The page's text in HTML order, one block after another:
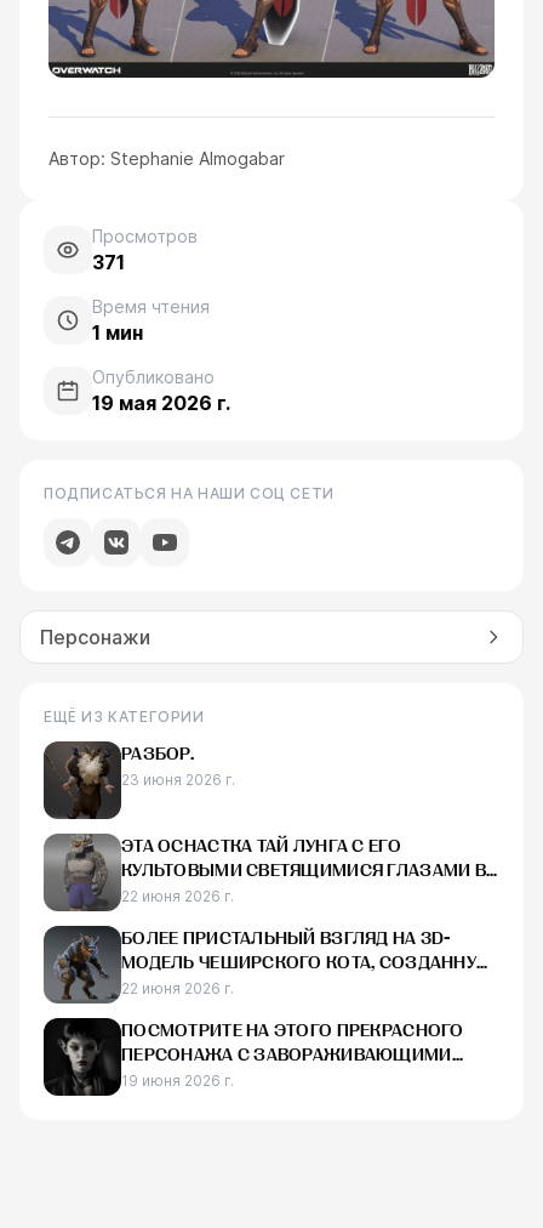
Автор: Stephanie Almogabar
Просмотров
371
Время чтения
1 мин
Опубликовано
19 мая 2026 г.
ПОДПИСАТЬСЯ НА НАШИ СОЦ СЕТИ
Персонажи
ЕЩЁ ИЗ КАТЕГОРИИ
РАЗБОР.
23 июня 2026 г.
ЭТА ОСНАСТКА ТАЙ ЛУНГА С ЕГО
КУЛЬТОВЫМИ СВЕТЯЩИМИСЯ ГЛАЗАМИ В
MAYA ВЫГЛЯДИТ ДЕЙСТВИТЕЛЬНО КРУТО
22 июня 2026 г.
БОЛЕЕ ПРИСТАЛЬНЫЙ ВЗГЛЯД НА 3D-
МОДЕЛЬ ЧЕШИРСКОГО КОТА, СОЗДАННУЮ
ДЛЯ RAID:
22 июня 2026 г.
ПОСМОТРИТЕ НА ЭТОГО ПРЕКРАСНОГО
ПЕРСОНАЖА С ЗАВОРАЖИВАЮЩИМИ
ГЛАЗАМИ.
19 июня 2026 г.